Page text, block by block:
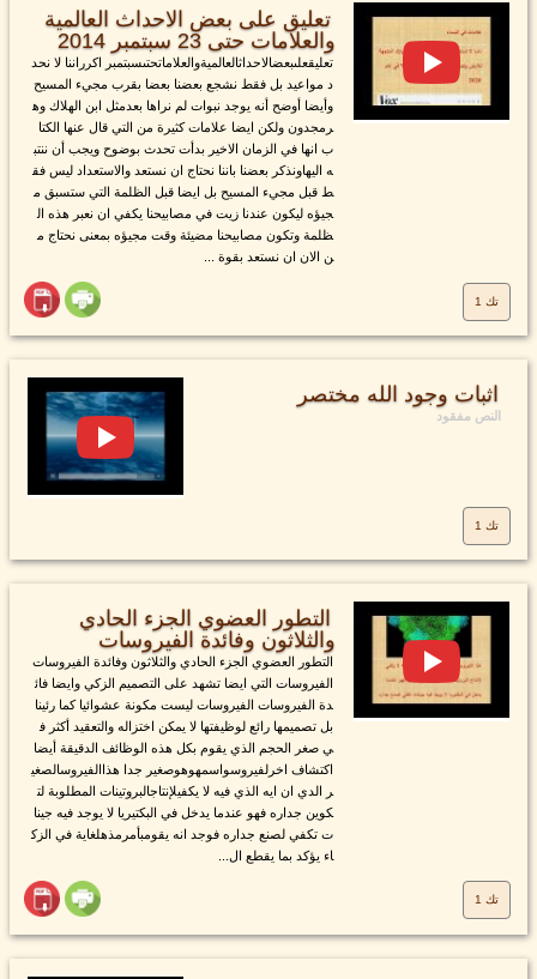
تعليق على بعض الاحداث العالمية
والعلامات حتى 23 سبتمبر 2014
تعليقعلىبعضالاحداثالعالميةوالعلاماتحتىسبتمبر اكرراننا لا نحد
د مواعيد بل فقط نشجع بعضنا بعضا بقرب مجيء المسيح
وأيضا أوضح أنه يوجد نبوات لم نراها بعدمثل ابن الهلاك وه
رمجدون ولكن ايضا علامات كثيرة من التي قال عنها الكتا
ب انها في الزمان الاخير بدأت تحدث بوضوح ويجب أن ننتب
ه اليهاونذكر بعضنا باننا نحتاج ان نستعد والاستعداد ليس فق
ط قبل مجيء المسيح بل ايضا قبل الظلمة التي ستسبق م
جيؤه ليكون عندنا زيت في مصابيحنا يكفي ان نعبر هذه ال
ظلمة وتكون مصابيحنا مضيئة وقت مجيؤه بمعنى نحتاج م
ن الان ان نستعد بقوة ...
تك 1
اثبات وجود الله مختصر
النص مفقود
تك 1
التطور العضوي الجزء الحادي
والثلاثون وفائدة الفيروسات
التطور العضوي الجزء الحادي والثلاثون وفائدة الفيروسات
الفيروسات التي ايضا تشهد على التصميم الزكي وايضا فائ
دة الفيروسات الفيروسات ليست مكونة عشوائيا كما رئينا
بل تصميمها رائع لوظيفتها لا يمكن اختزاله والتعقيد أكثر ف
ي صغر الحجم الذي يقوم بكل هذه الوظائف الدقيقة أيضا
اكتشاف اخرلفيروسواسمهوهوصغير جدا هذاالفيروسالصغي
ر الدي ان ايه الذي فيه لا يكفيلإنتاجالبروتينات المطلوبة لت
كوين جداره فهو عندما يدخل في البكتيريا لا يوجد فيه جينا
ت تكفي لصنع جداره فوجد انه يقومبأمرمذهلغاية في الزك
اء يؤكد بما يقطع ال...
تك 1